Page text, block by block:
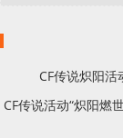
CF传说炽阳
CF传说活动“炽阳燃